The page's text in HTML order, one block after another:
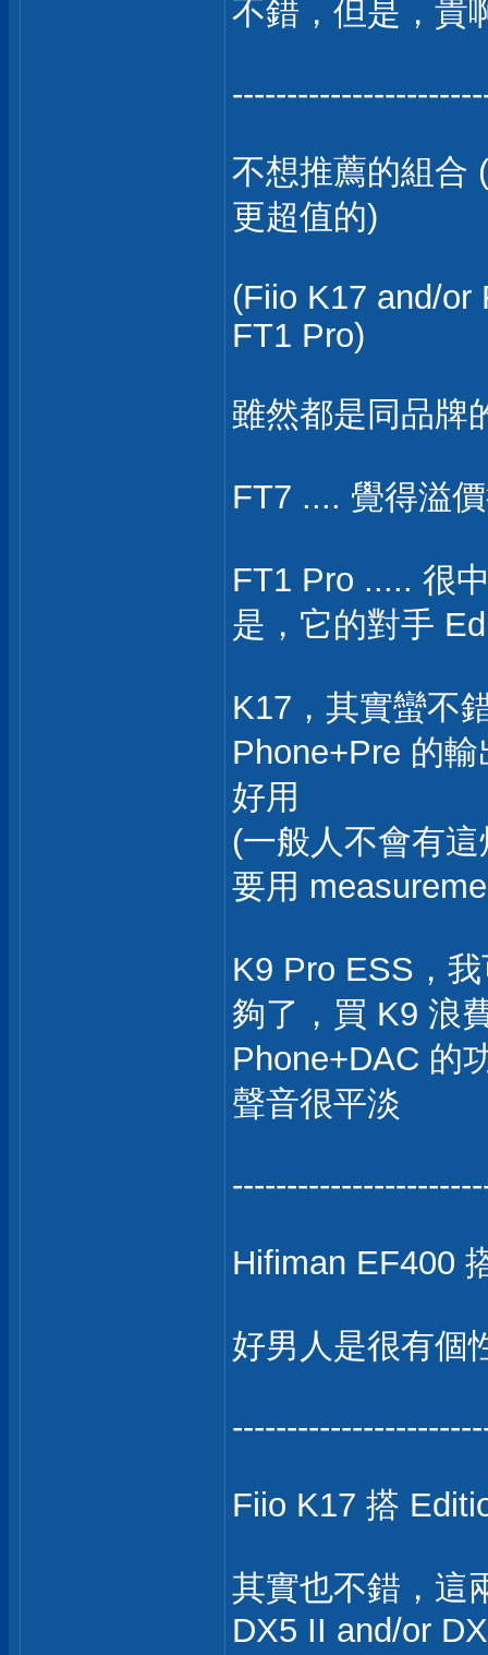
不錯，但是，貴
不想推薦的組合
更超值的)
(Fiio K17 and/or
FT1 Pro)
雖然都是同品牌
FT7 .... 覺得溢
FT1 Pro ..... 很
是，它的對手
K17，其實蠻不
Phone+Pre 的
好用
(一般人不會有
要用
K9 Pro ESS，
夠了，買 K9 浪
Phone+DAC 的
聲音很平淡
Hifiman EF400
好男人是很有個
Fiio K17 搭
其實也不錯，這
DX5 II and/or